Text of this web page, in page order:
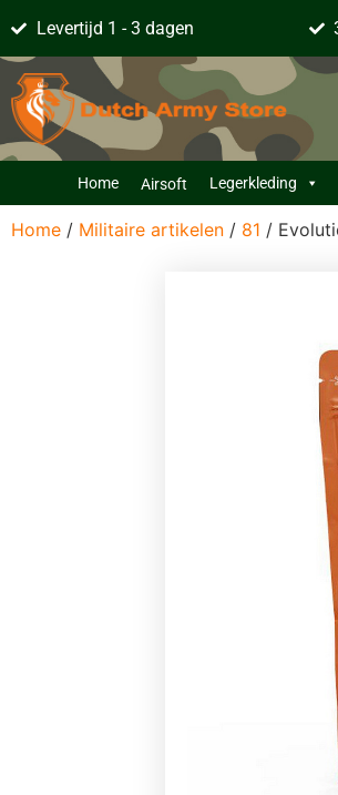
Levertijd 1 - 3 dagen
Home Airsoft Legerkleding
Home / Militaire artikelen / 81 /